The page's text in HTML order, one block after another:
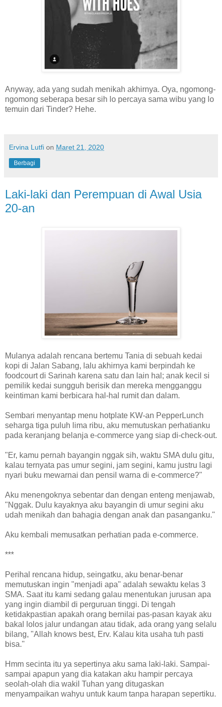
Anyway, ada yang sudah menikah akhirnya. Oya, ngomong-
ngomong seberapa besar sih lo percaya sama wibu yang lo
temuin dari Tinder? Hehe.
Ervina Lutfi on Maret 21, 2020
Berbagi
Laki-laki dan Perempuan di Awal Usia
20-an
Mulanya adalah rencana bertemu Tania di sebuah kedai
kopi di Jalan Sabang, lalu akhirnya kami berpindah ke
foodcourt di Sarinah karena satu dan lain hal; anak kecil si
pemilik kedai sungguh berisik dan mereka mengganggu
keintiman kami berbicara hal-hal rumit dan dalam.
Sembari menyantap menu hotplate KW-an PepperLunch
seharga tiga puluh lima ribu, aku memutuskan perhatianku
pada keranjang belanja e-commerce yang siap di-check-out.
"Er, kamu pernah bayangin nggak sih, waktu SMA dulu gitu,
kalau ternyata pas umur segini, jam segini, kamu justru lagi
nyari buku mewarnai dan pensil warna di e-commerce?"
Aku menengoknya sebentar dan dengan enteng menjawab,
"Nggak. Dulu kayaknya aku bayangin di umur segini aku
udah menikah dan bahagia dengan anak dan pasanganku."
Aku kembali memusatkan perhatian pada e-commerce.
***
Perihal rencana hidup, seingatku, aku benar-benar
memutuskan ingin "menjadi apa" adalah sewaktu kelas 3
SMA. Saat itu kami sedang galau menentukan jurusan apa
yang ingin diambil di perguruan tinggi. Di tengah
ketidakpastian apakah orang bernilai pas-pasan kayak aku
bakal lolos jalur undangan atau tidak, ada orang yang selalu
bilang, "Allah knows best, Erv. Kalau kita usaha tuh pasti
bisa."
Hmm secinta itu ya sepertinya aku sama laki-laki. Sampai-
sampai apapun yang dia katakan aku hampir percaya
seolah-olah dia wakil Tuhan yang ditugaskan
menyampaikan wahyu untuk kaum tanpa harapan sepertiku.